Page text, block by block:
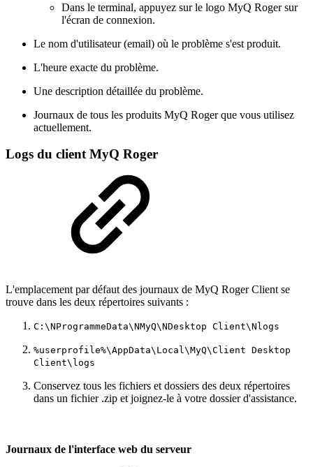
Dans le terminal, appuyez sur le logo MyQ Roger sur
l'écran de connexion.
Le nom d'utilisateur (email) où le problème s'est produit.
L'heure exacte du problème.
Une description détaillée du problème.
Journaux de tous les produits MyQ Roger que vous utilisez
actuellement.
Logs du client MyQ Roger
L'emplacement par défaut des journaux de MyQ Roger Client se
trouve dans les deux répertoires suivants :
C:\NProgrammeData\NMyQ\NDesktop Client\Nlogs
%userprofile%\AppData\Local\MyQ\Client Desktop
Client\logs
Conservez tous les fichiers et dossiers des deux répertoires
dans un fichier .zip et joignez-le à votre dossier d'assistance.
Journaux de l'interface web du serveur